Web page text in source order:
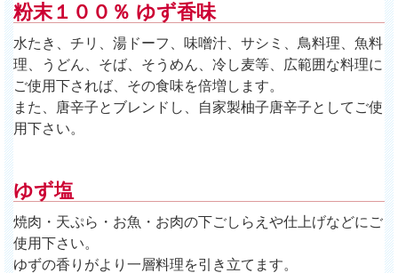
粉末１００％ ゆず香味
水たき、チリ、湯ドーフ、味噌汁、サシミ、鳥料理、魚料
理、うどん、そば、そうめん、冷し麦等、広範囲な料理に
ご使用下されば、その食味を倍増します。
また、唐辛子とブレンドし、自家製柚子唐辛子としてご使
用下さい。
ゆず塩
焼肉・天ぷら・お魚・お肉の下ごしらえや仕上げなどにご
使用下さい。
ゆずの香りがより一層料理を引き立てます。